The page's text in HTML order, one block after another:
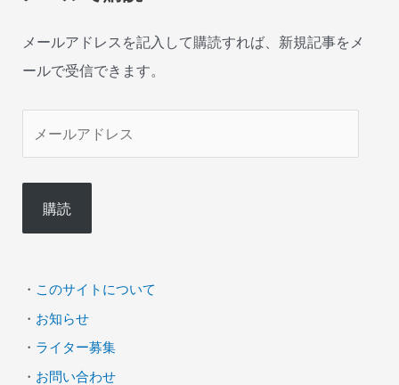
メールアドレスを記入して購読すれば、新規記事をメ
ールで受信できます。
ル
ド
ス
購読
・ このサイトについて
・ お知らせ
・ ライター募集
・ お問い合わせ